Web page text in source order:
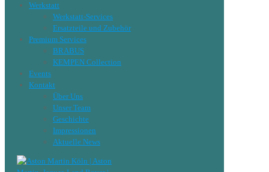
Werkstatt
Werkstatt-Services
Ersatzteile und Zubehör
Premium Services
BRABUS
KEMPEN Collection
Events
Kontakt
Über Uns
Unser Team
Geschichte
Impressionen
Aktuelle News